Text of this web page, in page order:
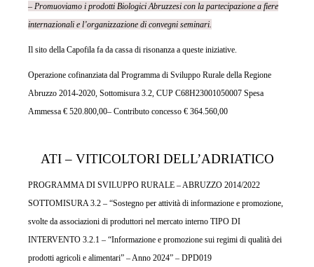
– Promuoviamo i prodotti Biologici Abruzzesi con la partecipazione a fiere
internazionali e l’organizzazione di convegni seminari.
Il sito della Capofila fa da cassa di risonanza a queste iniziative.
Operazione cofinanziata dal Programma di Sviluppo Rurale della Regione
Abruzzo 2014-2020, Sottomisura 3.2, CUP C68H23001050007 Spesa
Ammessa € 520.800,00– Contributo concesso € 364.560,00
ATI – VITICOLTORI DELL’ADRIATICO
PROGRAMMA DI SVILUPPO RURALE – ABRUZZO 2014/2022
SOTTOMISURA 3.2 – “Sostegno per attività di informazione e promozione,
svolte da associazioni di produttori nel mercato interno TIPO DI
INTERVENTO 3.2.1 – “Informazione e promozione sui regimi di qualità dei
prodotti agricoli e alimentari” – Anno 2024” – DPD019